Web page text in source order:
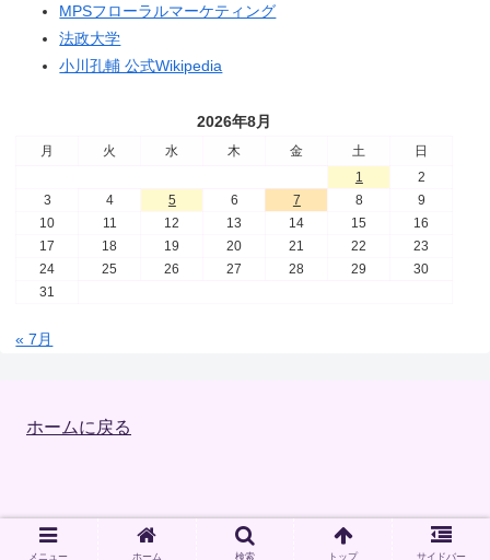
MPSフローラルマーケティング
法政大学
小川孔輔 公式Wikipedia
2026年8月
月 火 水 木 金 土
日
1
2
3
4 5 6 7 8
9
10
11 12 13 14 15
16
17
18 19 20 21 22
23
24
25 26 27 28 29
30
31
« 7月
ホームに戻る
Copyright © 2023 小川先生 のウェブサイト All Rights Reserved.
メニュー ホーム 検索 トップ サイドバー